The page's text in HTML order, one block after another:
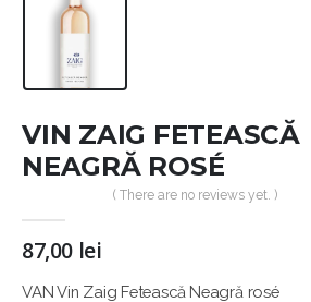
VIN ZAIG FETEASCĂ
NEAGRĂ ROSÉ
( There are no reviews yet. )
87,00 lei
VAN Vin Zaig Fetească Neagră rosé